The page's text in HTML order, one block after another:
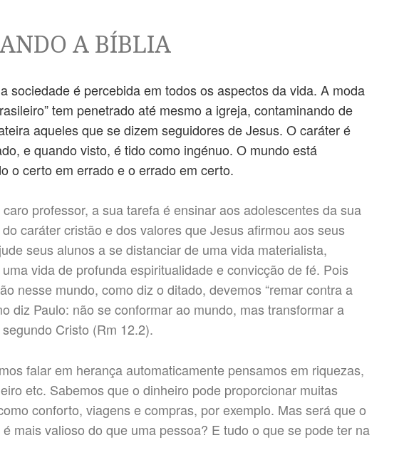
A BÍBLIA
sociedade é percebida em todos os aspectos da vida. A moda
tem penetrado até mesmo a igreja, contaminando de
aqueles que se dizem seguidores de Jesus. O caráter é
e quando visto, é tido como ingénuo. O mundo está
o certo em errado e o errado em certo.
professor, a sua tarefa é ensinar aos adolescentes da sua
caráter cristão e dos valores que Jesus afirmou aos seus
seus alunos a se distanciar de uma vida materialista,
vida de profunda espiritualidade e convicção de fé. Pois
nesse mundo, como diz o ditado, devemos “remar contra a
diz Paulo: não se conformar ao mundo, mas transformar a
Cristo (Rm 12.2).
falar em herança automaticamente pensamos em riquezas,
etc. Sabemos que o dinheiro pode proporcionar muitas
conforto, viagens e compras, por exemplo. Mas será que o
mais valioso do que uma pessoa? E tudo o que se pode ter na